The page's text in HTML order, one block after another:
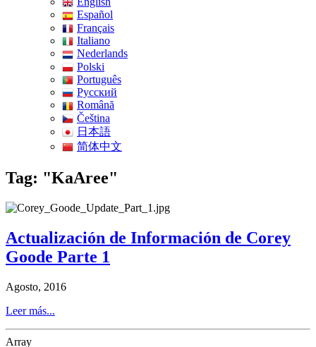
Español
Français
Italiano
Nederlands
Polski
Português
Pусский
Română
Čeština
日本語
简体中文
Tag: "KaAree"
Actualización de Información de Corey
Goode Parte 1
Agosto, 2016
Leer más...
Array